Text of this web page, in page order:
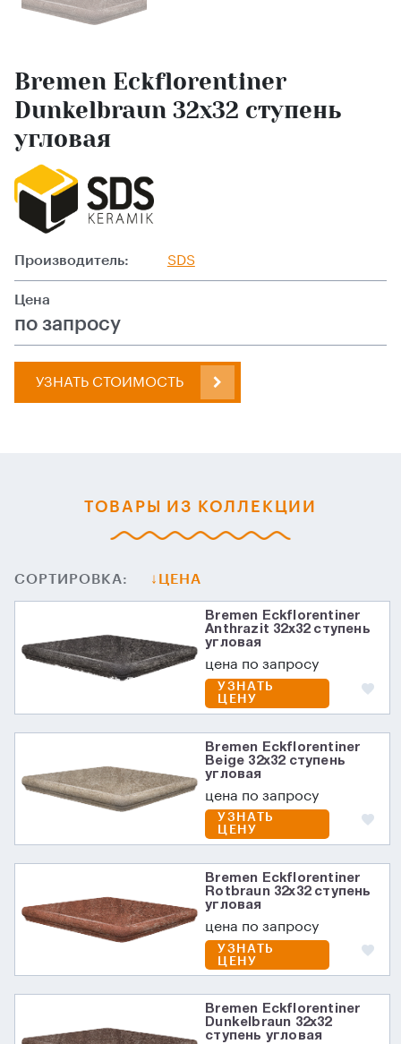
Bremen Eckflorentiner
Dunkelbraun 32х32 ступень
угловая
Производитель: SDS
Цена
по запросу
УЗНАТЬ СТОИМОСТЬ
ТОВАРЫ ИЗ КОЛЛЕКЦИИ
СОРТИРОВКА: ЦЕНА
Bremen Eckflorentiner
Anthrazit 32х32 ступень
угловая
цена по запросу
УЗНАТЬ
ЦЕНУ
Bremen Eckflorentiner
Beige 32х32 ступень
угловая
цена по запросу
УЗНАТЬ
ЦЕНУ
Bremen Eckflorentiner
Rotbraun 32х32 ступень
угловая
цена по запросу
УЗНАТЬ
ЦЕНУ
Bremen Eckflorentiner
Dunkelbraun 32х32
ступень угловая